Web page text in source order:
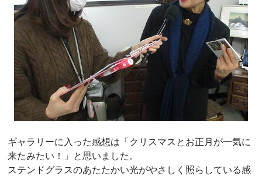
ギャラリーに入った感想は「クリスマスとお正月が一気に
来たみたい！」と思いました。
ステンドグラスのあたたかい光がやさしく照らしている感